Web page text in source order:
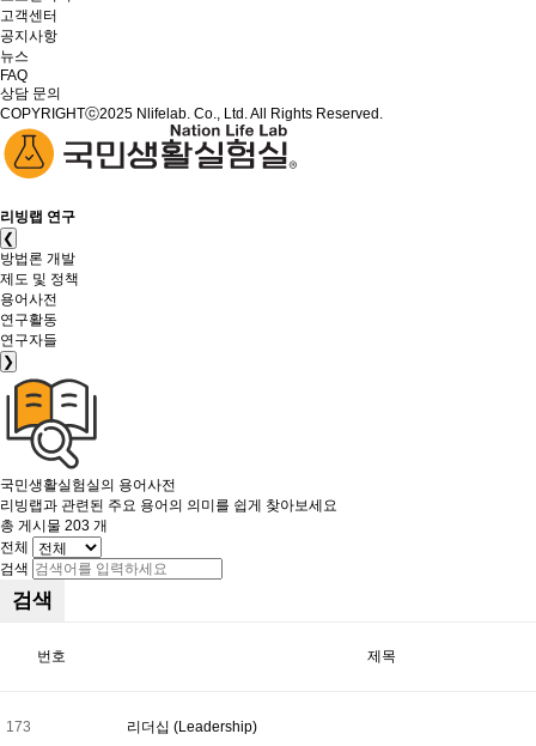
고객센터
공지사항
뉴스
FAQ
상담 문의
COPYRIGHTⓒ2025 Nlifelab. Co., Ltd. All Rights Reserved.
리빙랩 연구
❮
방법론 개발
제도 및 정책
용어사전
연구활동
연구자들
❯
국민생활실험실의 용어사전
리빙랩과 관련된 주요 용어의 의미를 쉽게 찾아보세요
총 게시물 203 개
전체
검색
검색
번호 제목
173 리더십 (Leadership)